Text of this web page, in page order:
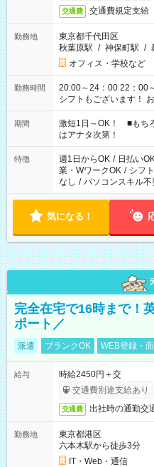
交通費 交通費規定支給
勤務地
東京都千代田区
秋葉原駅 / 神保町駅 /
オフィス・学校など
勤務時間
20:00～24：00 22：00～
シフトもございます！
期間
激短1日～OK！ ■もち
はアナタ次第！
特徴 週1日からOK / 日払い
業・WワークOK / シフ
なし / パソコンスキル不
気になる！
完全在宅で16時まで！
ポート／
派遣 ブランクOK WEB登録・
給与
時給2450円＋交
交通費別途支給あり
交通費 出社時の通勤交
勤務地
東京都港区
六本木駅から徒歩3分
IT・Web・通信